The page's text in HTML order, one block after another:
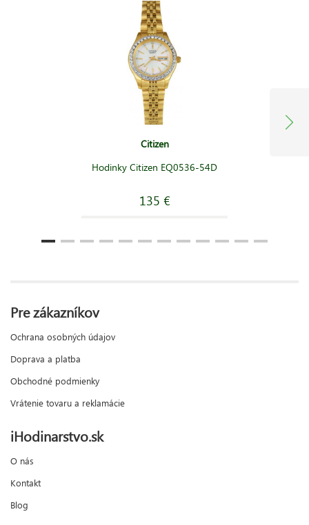
Citizen
Hodinky Citizen EQ0536-54D
135 €
Pre zákazníkov
Ochrana osobných údajov
Doprava a platba
Obchodné podmienky
Vrátenie tovaru a reklamácie
iHodinarstvo.sk
O nás
Kontakt
Blog